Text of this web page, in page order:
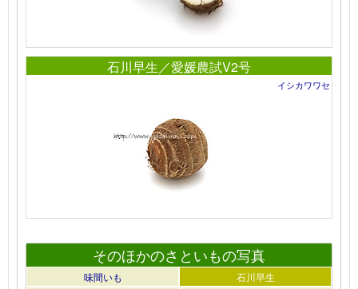
石川早生／愛媛農試V2号
イシカワワセ
そのほかのさといもの写真
味間いも
石川早生